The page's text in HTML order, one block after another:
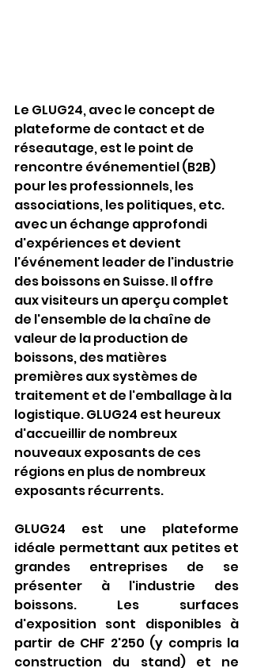
Le GLUG24, avec le concept de
plateforme de contact et de
réseautage, est le point de
rencontre événementiel (B2B)
pour les professionnels, les
associations, les politiques, etc.
avec un échange approfondi
d'expériences et devient
l'événement leader de l'industrie
des boissons en Suisse. Il offre
aux visiteurs un aperçu complet
de l'ensemble de la chaîne de
valeur de la production de
boissons, des matières
premières aux systèmes de
traitement et de l'emballage à la
logistique. GLUG24 est heureux
d'accueillir de nombreux
nouveaux exposants de ces
régions en plus de nombreux
exposants récurrents.
GLUG24 est une plateforme
idéale permettant aux petites et
grandes entreprises de se
présenter à l'industrie des
boissons. Les surfaces
d'exposition sont disponibles à
partir de CHF 2'250 (y compris la
construction du stand) et ne